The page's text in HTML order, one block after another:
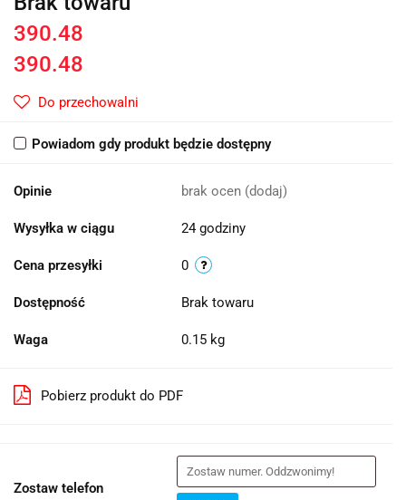
390.48
390.48
Do przechowalni
Powiadom gdy produkt będzie dostępny
Opinie brak ocen (dodaj)
Wysyłka w ciągu 24 godziny
Cena przesyłki 0
Dostępność Brak towaru
Waga 0.15 kg
Pobierz produkt do PDF
Zostaw telefon